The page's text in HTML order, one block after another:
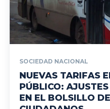
SOCIEDAD NACIONAL
NUEVAS TARIFAS
PÚBLICO:
EN EL BOLSILLO